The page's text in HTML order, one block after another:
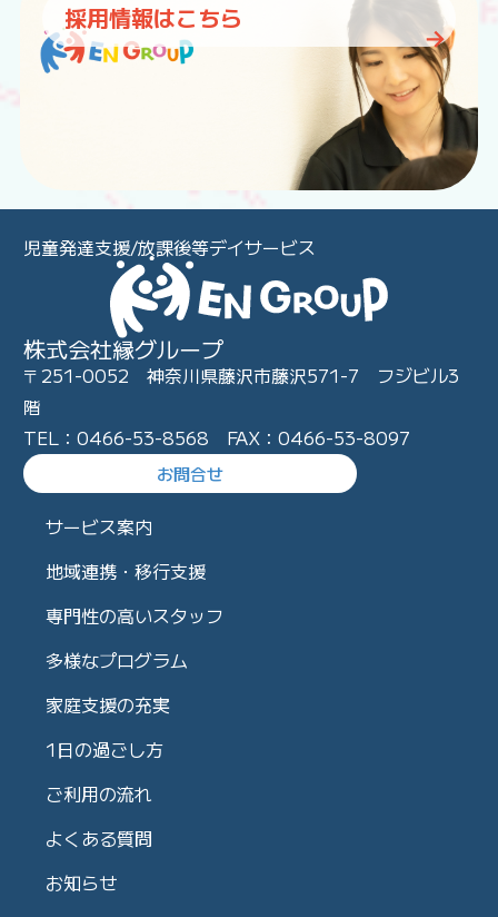
採用情報はこちら
児童発達支援/放課後等デイサービス
株式会社縁グループ
〒251-0052 神奈川県藤沢市藤沢571-7 フジビル3
階
TEL：0466-53-8568 FAX：0466-53-8097
お問合せ
サービス案内
地域連携・移行支援
専門性の高いスタッフ
多様なプログラム
家庭支援の充実
1日の過ごし方
ご利用の流れ
よくある質問
お知らせ